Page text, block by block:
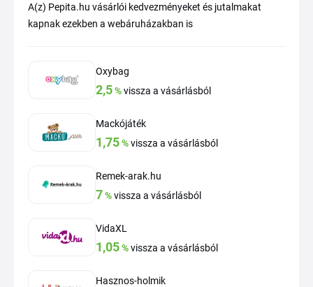
A(z) Pepita.hu vásárlói kedvezményeket és jutalmakat
kapnak ezekben a webáruházakban is
Oxybag
2,5%vissza a vásárlásból
Mackójáték
1,75%vissza a vásárlásból
Remek-arak.hu
7%vissza a vásárlásból
VidaXL
1,05%vissza a vásárlásból
Hasznos-holmik